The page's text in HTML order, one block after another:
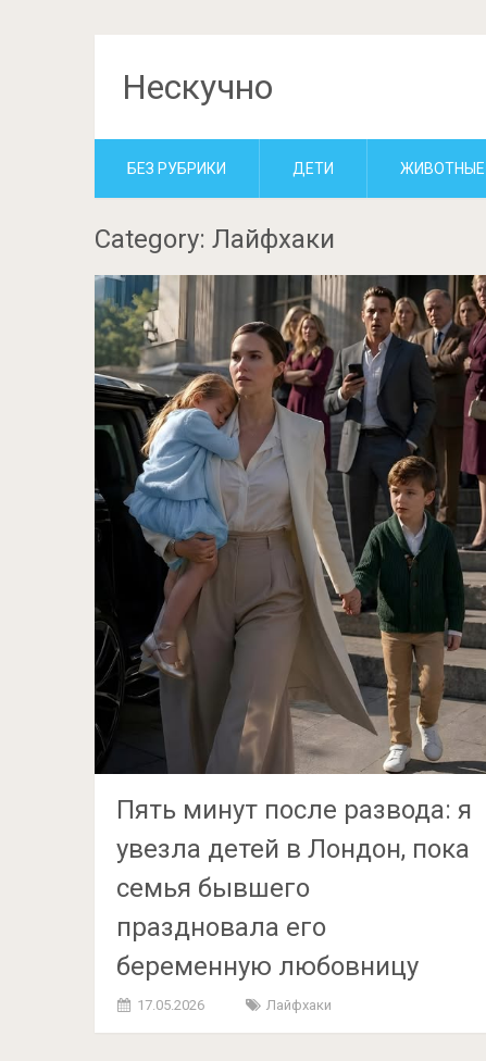
Нескучно
БЕЗ РУБРИКИ ДЕТИ ЖИВОТНЫЕ
Category: Лайфхаки
Пять минут после развода: я
увезла детей в Лондон, пока
семья бывшего
праздновала его
беременную любовницу
17.05.2026 Лайфхаки